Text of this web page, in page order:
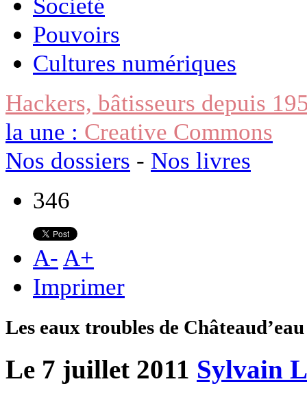
Pouvoirs
Cultures numériques
Hackers, bâtisseurs depuis
la une : Creative Commons
Nos dossiers - Nos livres
346
A- A+
Imprimer
Les eaux troubles de Châteaud’eau
Le 7 juillet 2011 Sylvain